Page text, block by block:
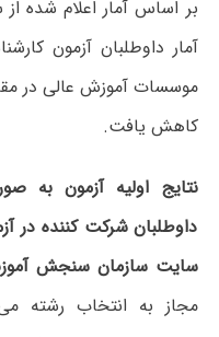
بر اساس آمار اعلام شده
کاهش یافت.
نتایج اولیه آزمون به
داوطلبان شرکت کننده در
سایت سازمان سنجش
مجاز به انتخاب رشته